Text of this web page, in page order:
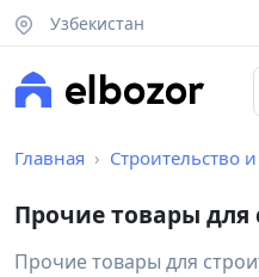
Узбекистан
Главная Строительство
Прочие товары для
Прочие товары для